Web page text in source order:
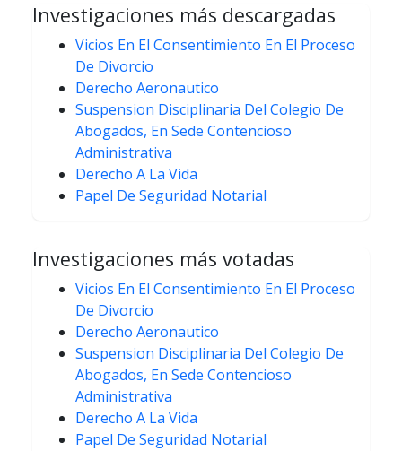
Investigaciones más descargadas
Vicios En El Consentimiento En El Proceso
De Divorcio
Derecho Aeronautico
Suspension Disciplinaria Del Colegio De
Abogados, En Sede Contencioso
Administrativa
Derecho A La Vida
Papel De Seguridad Notarial
Investigaciones más votadas
Vicios En El Consentimiento En El Proceso
De Divorcio
Derecho Aeronautico
Suspension Disciplinaria Del Colegio De
Abogados, En Sede Contencioso
Administrativa
Derecho A La Vida
Papel De Seguridad Notarial